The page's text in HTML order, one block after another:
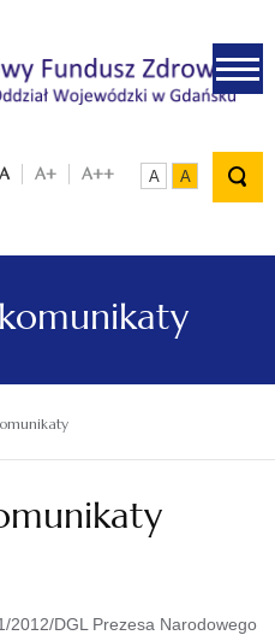
A A+ A++ A A
2012/DGL Prezesa Narodowego